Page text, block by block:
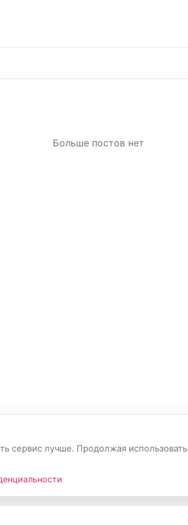
Больше постов нет
сервис лучше. Продолжая использовать